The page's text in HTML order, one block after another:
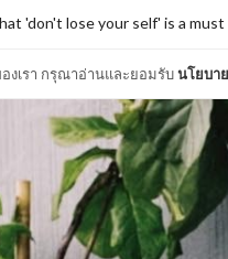
งเรา กรุณาอ่านและยอมรับนโยบา
'don't lose your self' is a